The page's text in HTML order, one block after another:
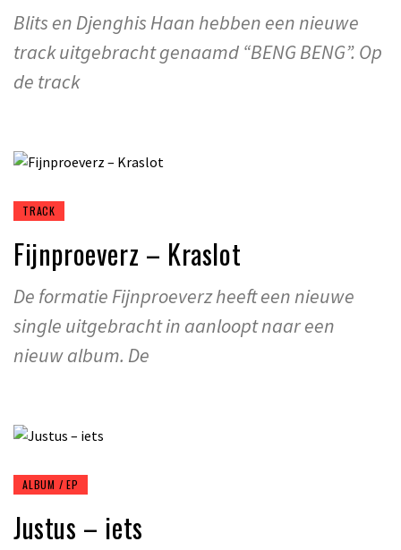
Blits en Djenghis Haan hebben een nieuwe
track uitgebracht genaamd “BENG BENG”. Op
de track
TRACK
Fijnproeverz – Kraslot
De formatie Fijnproeverz heeft een nieuwe
single uitgebracht in aanloopt naar een
nieuw album. De
ALBUM / EP
Justus – iets